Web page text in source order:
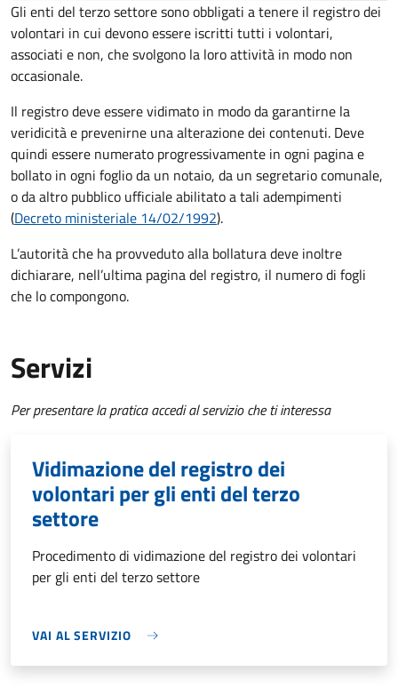
Gli enti del terzo settore sono obbligati a tenere il registro dei
volontari in cui devono essere iscritti tutti i volontari,
associati e non, che svolgono la loro attività in modo non
occasionale.
Il registro deve essere vidimato in modo da garantirne la
veridicità e prevenirne una alterazione dei contenuti. Deve
quindi essere numerato progressivamente in ogni pagina e
bollato in ogni foglio da un notaio, da un segretario comunale,
o da altro pubblico ufficiale abilitato a tali adempimenti
(Decreto ministeriale 14/02/1992).
L’autorità che ha provveduto alla bollatura deve inoltre
dichiarare, nell’ultima pagina del registro, il numero di fogli
che lo compongono.
Servizi
Per presentare la pratica accedi al servizio che ti interessa
Vidimazione del registro dei
volontari per gli enti del terzo
settore
Procedimento di vidimazione del registro dei volontari
per gli enti del terzo settore
VAI AL SERVIZIO